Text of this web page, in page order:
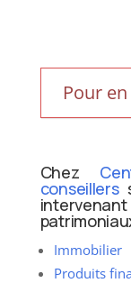
Pour
Chez
conseillers
Immobilier
Produits